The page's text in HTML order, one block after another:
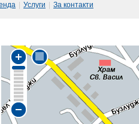
Услуги За контакти